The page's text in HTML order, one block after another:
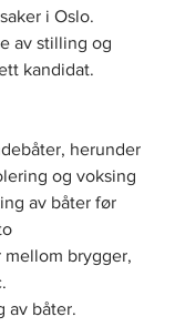
i Oslo.
av stilling og
kandidat.
herunder
og voksing
av båter før
mellom brygger,
av båter.